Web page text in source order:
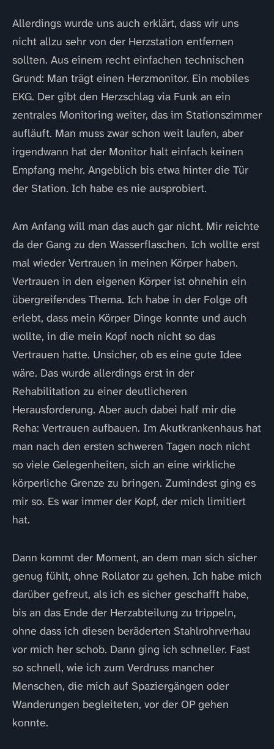
Allerdings wurde uns auch erklärt, dass wir uns
nicht allzu sehr von der Herzstation entfernen
sollten. Aus einem recht einfachen technischen
Grund: Man trägt einen Herzmonitor. Ein mobiles
EKG. Der gibt den Herzschlag via Funk an ein
zentrales Monitoring weiter, das im Stationszimmer
aufläuft. Man muss zwar schon weit laufen, aber
irgendwann hat der Monitor halt einfach keinen
Empfang mehr. Angeblich bis etwa hinter die Tür
der Station. Ich habe es nie ausprobiert.
Am Anfang will man das auch gar nicht. Mir reichte
da der Gang zu den Wasserflaschen. Ich wollte erst
mal wieder Vertrauen in meinen Körper haben.
Vertrauen in den eigenen Körper ist ohnehin ein
übergreifendes Thema. Ich habe in der Folge oft
erlebt, dass mein Körper Dinge konnte und auch
wollte, in die mein Kopf noch nicht so das
Vertrauen hatte. Unsicher, ob es eine gute Idee
wäre. Das wurde allerdings erst in der
Rehabilitation zu einer deutlicheren
Herausforderung. Aber auch dabei half mir die
Reha: Vertrauen aufbauen. Im Akutkrankenhaus hat
man nach den ersten schweren Tagen noch nicht
so viele Gelegenheiten, sich an eine wirkliche
körperliche Grenze zu bringen. Zumindest ging es
mir so. Es war immer der Kopf, der mich limitiert
hat.
Dann kommt der Moment, an dem man sich sicher
genug fühlt, ohne Rollator zu gehen. Ich habe mich
darüber gefreut, als ich es sicher geschafft habe,
bis an das Ende der Herzabteilung zu trippeln,
ohne dass ich diesen beräderten Stahlrohrverhau
vor mich her schob. Dann ging ich schneller. Fast
so schnell, wie ich zum Verdruss mancher
Menschen, die mich auf Spaziergängen oder
Wanderungen begleiteten, vor der OP gehen
konnte.